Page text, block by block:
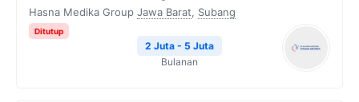
Hasna Medika Group Jawa Barat, Subang
Ditutup
2 Juta - 5 Juta
Bulanan